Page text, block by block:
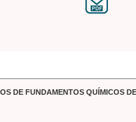
DE FUNDAMENTOS QUÍMICOS